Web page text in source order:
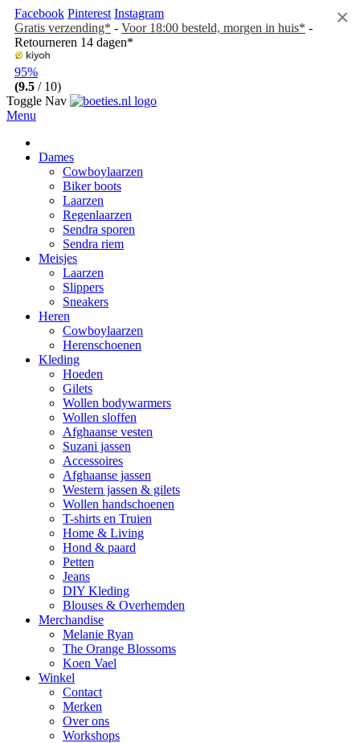
Facebook Pinterest Instagram
Gratis verzending* - Voor 18:00 besteld, morgen in huis* -
Retourneren 14 dagen*
95%
(9.5 / 10)
Toggle Nav
Menu
Dames
Cowboylaarzen
Biker boots
Laarzen
Regenlaarzen
Sendra sporen
Sendra riem
Meisjes
Laarzen
Slippers
Sneakers
Heren
Cowboylaarzen
Herenschoenen
Kleding
Hoeden
Gilets
Wollen bodywarmers
Wollen sloffen
Afghaanse vesten
Suzani jassen
Accessoires
Afghaanse jassen
Western jassen & gilets
Wollen handschoenen
T-shirts en Truien
Home & Living
Hond & paard
Petten
Jeans
DIY Kleding
Blouses & Overhemden
Merchandise
Melanie Ryan
The Orange Blossoms
Koen Vael
Winkel
Contact
Merken
Over ons
Workshops
×